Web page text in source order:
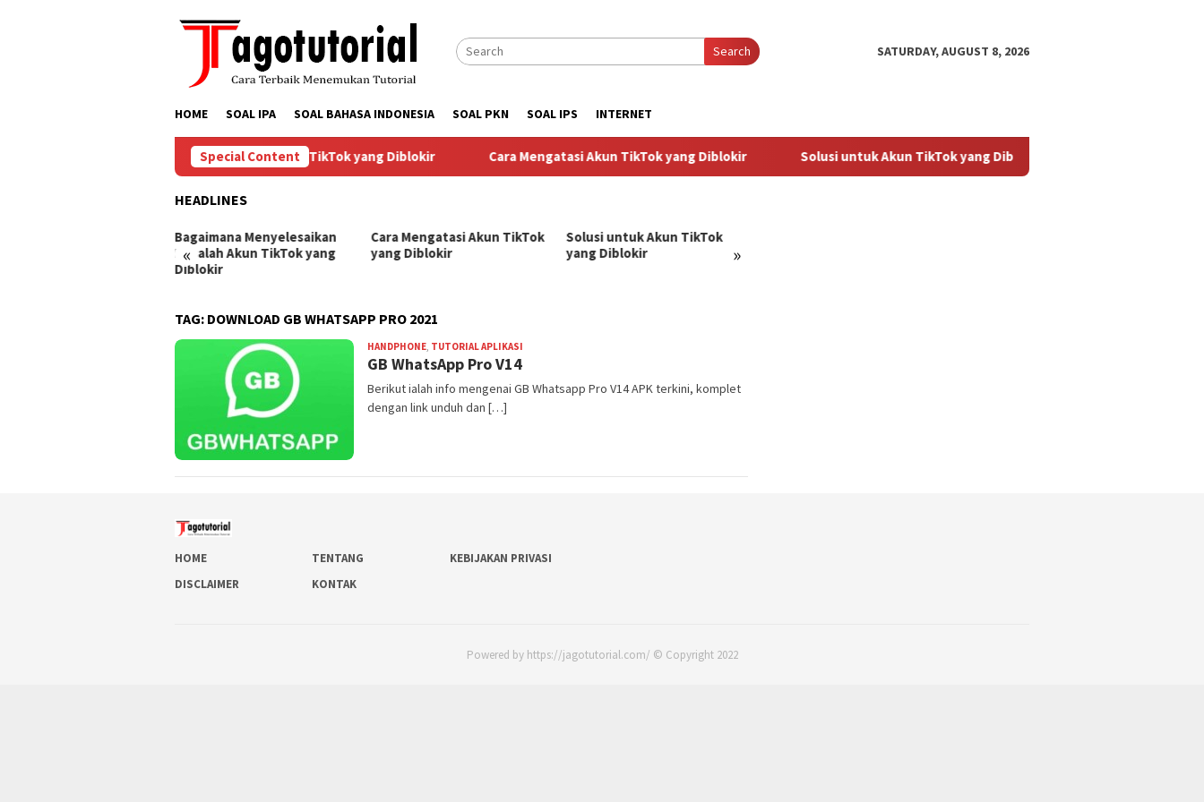
Search SATURDAY, AUGUST 8, 2026
HOME SOAL IPA SOAL BAHASA INDONESIA SOAL PKN SOAL IPS INTERNET
Special Content
Bagaimana Menyelesaikan Masalah Akun TikTok yang Diblokir Cara Mengatasi Akun TikTok yang Diblokir Solusi untuk Akun TikTok yang Diblokir
HEADLINES
« »
Bagaimana Menyelesaikan
Masalah Akun TikTok yang
Diblokir
Cara Mengatasi Akun TikTok
yang Diblokir
Solusi untuk Akun TikTok
yang Diblokir
TAG: DOWNLOAD GB WHATSAPP PRO 2021
HANDPHONE, TUTORIAL APLIKASI
GB WhatsApp Pro V14
Berikut ialah info mengenai GB Whatsapp Pro V14 APK terkini, komplet
dengan link unduh dan […]
HOME TENTANG
KEBIJAKAN PRIVASI
DISCLAIMER
KONTAK
Powered by https://jagotutorial.com/ © Copyright 2022